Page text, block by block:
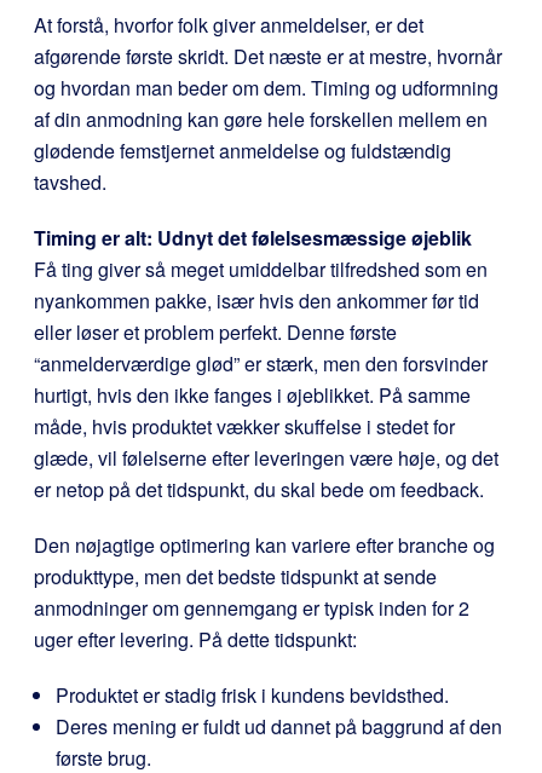
At forstå, hvorfor folk giver anmeldelser, er det
afgørende første skridt. Det næste er at mestre, hvornår
og hvordan man beder om dem. Timing og udformning
af din anmodning kan gøre hele forskellen mellem en
glødende femstjernet anmeldelse og fuldstændig
tavshed.
Timing er alt: Udnyt det følelsesmæssige øjeblik
Få ting giver så meget umiddelbar tilfredshed som en
nyankommen pakke, især hvis den ankommer før tid
eller løser et problem perfekt. Denne første
“anmelderværdige glød” er stærk, men den forsvinder
hurtigt, hvis den ikke fanges i øjeblikket. På samme
måde, hvis produktet vækker skuffelse i stedet for
glæde, vil følelserne efter leveringen være høje, og det
er netop på det tidspunkt, du skal bede om feedback.
Den nøjagtige optimering kan variere efter branche og
produkttype, men det bedste tidspunkt at sende
anmodninger om gennemgang er typisk inden for 2
uger efter levering. På dette tidspunkt:
Produktet er stadig frisk i kundens bevidsthed.
Deres mening er fuldt ud dannet på baggrund af den
første brug.